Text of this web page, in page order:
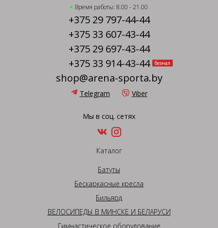
Время работы: 8.00 - 21.00
+375 29 797-44-44
+375 33 607-43-44
+375 29 697-43-44
+375 33 914-43-44
безнал
shop@arena-sporta.by
Telegram Viber
Мы в соц. сетях
Каталог
Батуты
Бескаркасные кресла
Бильярд
ВЕЛОСИПЕДЫ В МИНСКЕ И БЕЛАРУСИ
Гимнастическое оборудование